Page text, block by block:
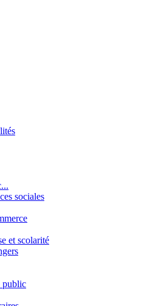
sociales
et scolarité
public